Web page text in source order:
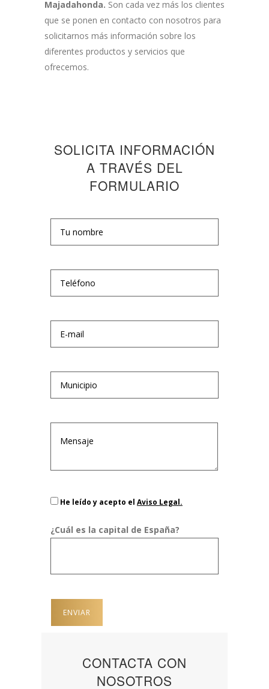
Majadahonda. Son cada vez más los clientes
que se ponen en contacto con nosotros para
solicitarnos más información sobre los
diferentes productos y servicios que
ofrecemos.
SOLICITA INFORMACIÓN
A TRAVÉS DEL
FORMULARIO
He leído y acepto el Aviso Legal.
¿Cuál es la capital de España?
CONTACTA CON
NOSOTROS